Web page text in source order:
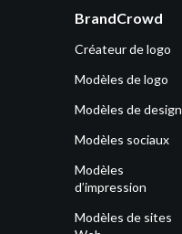
BrandCrowd
Créateur de logo
Modèles de logo
Modèles de design
Modèles sociaux
Modèles
d’impression
Modèles de sites